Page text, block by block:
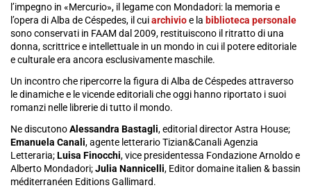
l’impegno in «Mercurio», il legame con Mondadori: la memoria e
l’opera di Alba de Céspedes, il cuiarchivioe la biblioteca personale
sonoconservati in FAAM dal 2009, restituiscono il ritratto di una
donna, scrittrice e intellettuale in un mondo in cui il potere editoriale
e culturale era ancora esclusivamente maschile.
Un incontro che ripercorre la figura di Alba de Céspedes attraverso
le dinamiche e le vicende editoriali che oggi hanno riportato i suoi
romanzi nelle librerie di tutto il mondo.
Ne discutonoAlessandra Bastagli, editorial director Astra House;
Emanuela Canali, agente letterario Tizian&Canali Agenzia
Letteraria;Luisa Finocchi, vice presidentessa Fondazione Arnoldo e
Alberto Mondadori;Julia Nannicelli, Editor domaine italien & bassin
méditerranéen Editions Gallimard.